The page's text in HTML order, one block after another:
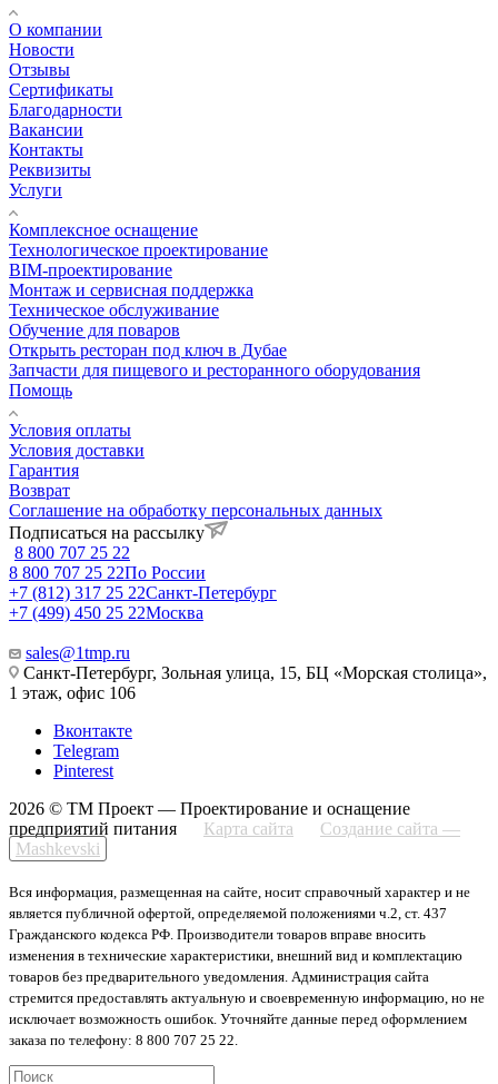
О компании
Новости
Отзывы
Сертификаты
Благодарности
Вакансии
Контакты
Реквизиты
Услуги
Комплексное оснащение
Технологическое проектирование
BIM-проектирование
Монтаж и сервисная поддержка
Техническое обслуживание
Обучение для поваров
Открыть ресторан под ключ в Дубае
Запчасти для пищевого и ресторанного оборудования
Помощь
Условия оплаты
Условия доставки
Гарантия
Возврат
Соглашение на обработку персональных данных
Подписаться на рассылку
8 800 707 25 22
8 800 707 25 22По России
+7 (812) 317 25 22Санкт-Петербург
+7 (499) 450 25 22Москва
sales@1tmp.ru
Санкт-Петербург, Зольная улица, 15, БЦ «Морская столица»,
1 этаж, офис 106
Вконтакте
Telegram
Pinterest
2026 © ТМ Проект — Проектирование и оснащение
предприятий питания
Карта сайта
Создание сайта —
Mashkevski
Вся информация, размещенная на сайте, носит справочный характер и не
является публичной офертой, определяемой положениями ч.2, ст. 437
Гражданского кодекса РФ. Производители товаров вправе вносить
изменения в технические характеристики, внешний вид и комплектацию
товаров без предварительного уведомления. Администрация сайта
стремится предоставлять актуальную и своевременную информацию, но не
исключает возможность ошибок. Уточняйте данные перед оформлением
заказа по телефону: 8 800 707 25 22.